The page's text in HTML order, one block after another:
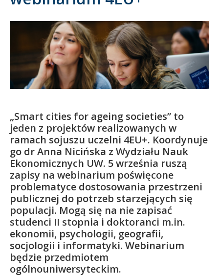
Absolwent
„Smart cities for ageing societies” to
jeden z projektów realizowanych w
ramach sojuszu uczelni 4EU+. Koordynuje
go dr Anna Nicińska z Wydziału Nauk
Ekonomicznych UW. 5 września ruszą
zapisy na webinarium poświęcone
problematyce dostosowania przestrzeni
publicznej do potrzeb starzejących się
populacji. Mogą się na nie zapisać
studenci II stopnia i doktoranci m.in.
ekonomii, psychologii, geografii,
socjologii i informatyki. Webinarium
będzie przedmiotem
ogólnouniwersyteckim.